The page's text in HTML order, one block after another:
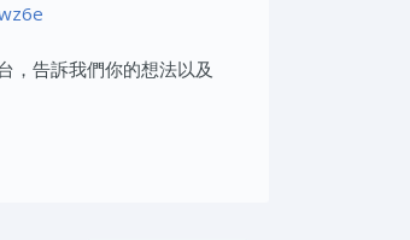
，告訴我們你的想法以及